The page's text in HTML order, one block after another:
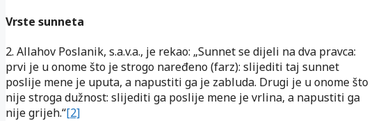
Vrste sunneta
2. Allahov Poslanik, s.a.v.a., je rekao: „Sunnet se dijeli na dva pravca:
prvi je u onome što je strogo naređeno (farz): slijediti taj sunnet
poslije mene je uputa, a napustiti ga je zabluda. Drugi je u onome što
nije stroga dužnost: slijediti ga poslije mene je vrlina, a napustiti ga
nije grijeh.“[2]